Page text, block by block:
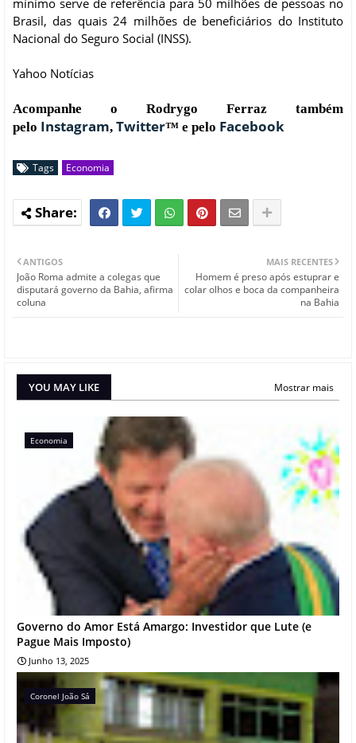
Brasil, das quais 24 milhões de beneficiários do Instituto
Nacional do Seguro Social (INSS).
Yahoo Notícias
Acompanhe o Rodrygo Ferraz também
pelo Instagram, Twitter™ e pelo Facebook
Tags Economia
MAIS RECENTES
Homem é preso após estuprar e
colar olhos e boca da companheira
na Bahia
ANTIGOS
João Roma admite a colegas que
disputará governo da Bahia, afirma
coluna
YOU MAY LIKE Mostrar mais
Economia
Governo do Amor Está Amargo: Investidor que Lute (e
Pague Mais Imposto)
Junho 13, 2025
Coronel João Sá